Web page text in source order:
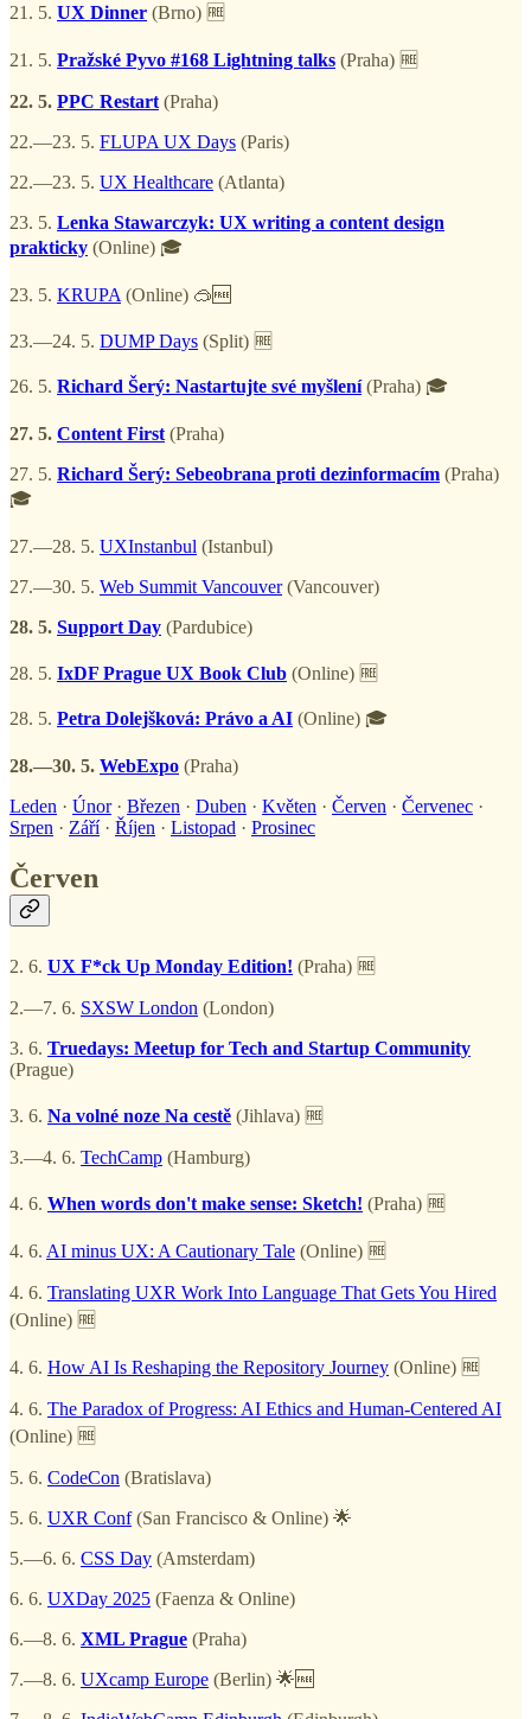
21. 5. UX Dinner (Brno) 🆓
21. 5. Pražské Pyvo #168 Lightning talks (Praha) 🆓
22. 5. PPC Restart (Praha)
22.—23. 5. FLUPA UX Days (Paris)
22.—23. 5. UX Healthcare (Atlanta)
23. 5. Lenka Stawarczyk: UX writing a content design
prakticky (Online) 🎓
23. 5. KRUPA (Online) 🥽🆓
23.—24. 5. DUMP Days (Split) 🆓
26. 5. Richard Šerý: Nastartujte své myšlení(Praha) 🎓
27. 5. Content First (Praha)
27. 5. Richard Šerý: Sebeobrana proti dezinformacím (Praha)
🎓
27.—28. 5. UXInstanbul (Istanbul)
27.—30. 5. Web Summit Vancouver(Vancouver)
28. 5. Support Day (Pardubice)
28. 5. IxDF Prague UX Book Club (Online) 🆓
28. 5. Petra Dolejšková: Právo a AI (Online) 🎓
28.—30. 5. WebExpo (Praha)
Leden · Únor· Březen · Duben · Květen · Červen · Červenec ·
Srpen · Září· Říjen · Listopad · Prosinec
Červen
2. 6. UX F*ck Up Monday Edition! (Praha) 🆓
2.—7. 6. SXSW London (London)
3. 6. Truedays: Meetup for Tech and Startup Community
(Prague)
3. 6. Na volné noze Na cestě (Jihlava) 🆓
3.—4. 6. TechCamp (Hamburg)
4. 6. When words don't make sense: Sketch! (Praha) 🆓
4. 6. AI minus UX: A Cautionary Tale (Online) 🆓
4. 6. Translating UXR Work Into Language That Gets You Hired
(Online) 🆓
4. 6. How AI Is Reshaping the Repository Journey (Online) 🆓
4. 6. The Paradox of Progress: AI Ethics and Human-Centered AI
(Online) 🆓
5. 6. CodeCon (Bratislava)
5. 6. UXR Conf(San Francisco & Online) 🌟
5.—6. 6. CSS Day (Amsterdam)
6. 6. UXDay 2025 (Faenza & Online)
6.—8. 6. XML Prague (Praha)
7.—8. 6. UXcamp Europe (Berlin) 🌟🆓